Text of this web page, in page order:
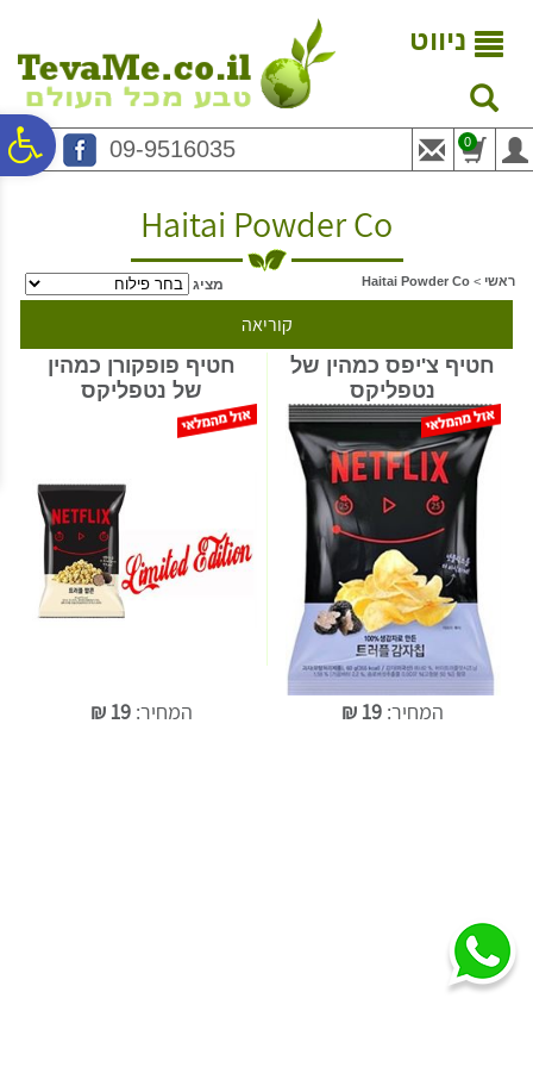
המרכזי
ניווט
09-9516035 0
Haitai Powder Co
ראשי >
Haitai Powder Co מציג
קוריאה
חטיף צ'יפס כמהין של
נטפליקס
המחיר: 19
₪
חטיף פופקורן כמהין
של נטפליקס
המחיר:19
₪